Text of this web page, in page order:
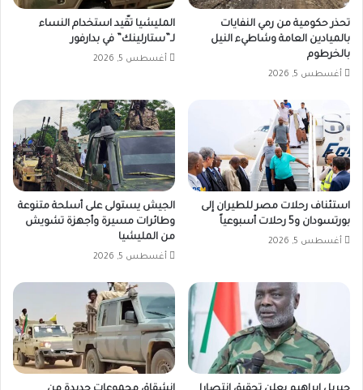
تحذر حكومية من رمي النفايات
بالميادين العامة وشاطيء النيل
بالخرطوم
أغسطس 5, 2026
المليشيا تقّيد استخدام النساء
لـ”ستارلينك” في بدارفور
أغسطس 5, 2026
استئناف رحلات مصر للطيران إلى
بورتسودان و5 رحلات أسبوعياً
أغسطس 5, 2026
الجيش يستولى على أسلحة متنوعة
وطائرات مسيرة وأجهزة تشويش
من المليشيا
أغسطس 5, 2026